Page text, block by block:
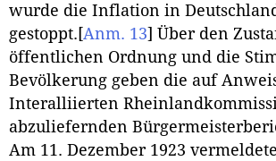
wurde die Inflation in
gestoppt. [Anm. 13] Über den
öffentlichen Ordnung und die
Bevölkerung geben die auf
Interalliierten
abzuliefernden
Am 11. Dezember 1923